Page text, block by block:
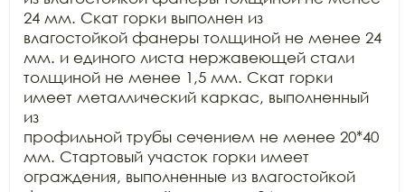
24 мм. Скат горки выполнен из
влагостойкой фанеры толщиной не менее 24
мм. и единого листа нержавеющей стали
толщиной не менее 1,5 мм. Скат горки
имеет металлический каркас, выполненный
из
профильной трубы сечением не менее 20*40
мм. Стартовый участок горки имеет
ограждения, выполненные из влагостойкой